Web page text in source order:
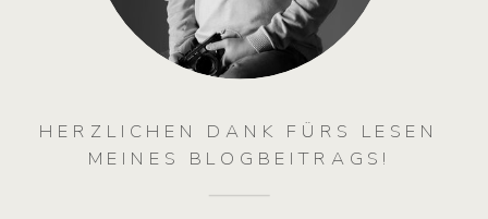
HERZLICHEN DANK FÜRS LESEN
MEINES BLOGBEITRAGS!